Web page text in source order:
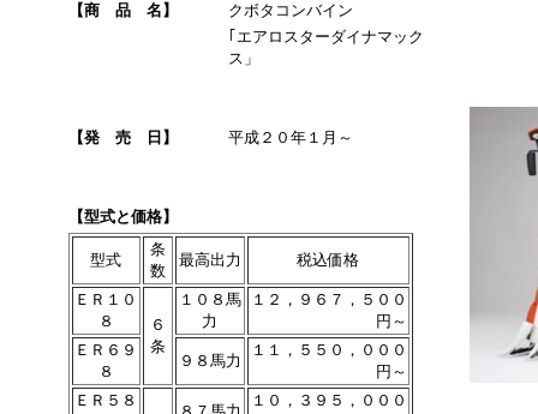
【商 品 名】
クボタコンバイン
｢エアロスターダイナマック
ス」
【発 売 日】 平成２０年１月～
【型式と価格】
型式
条
数
最高出力 税込価格
ＥＲ１０
８
６
条
１０８馬
力
１２，９６７，５００
円～
ＥＲ６９
８
９８馬力
１１，５５０，０００
円～
ＥＲ５８
１０，３９５，０００